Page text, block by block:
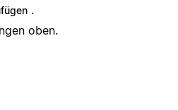
.
oben.